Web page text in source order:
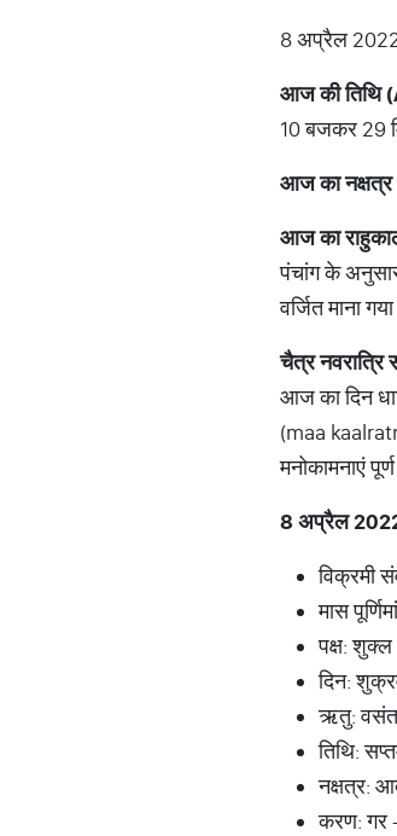
8 अप्रैल 2022
आजकीतिथि
10 बजकर 29
आजकानक्षत्र
आजका
पंचांग के
वर्जित माना
चैत्रनवरात्रि
आज का दिन
(maa
मनोकामनाएं
8 अप्रैल
विक्रमी
मास
पक्ष: शुक्ल
दिन:
ऋतु: वसंत
तिथि:
नक्षत्र:
करण: गर